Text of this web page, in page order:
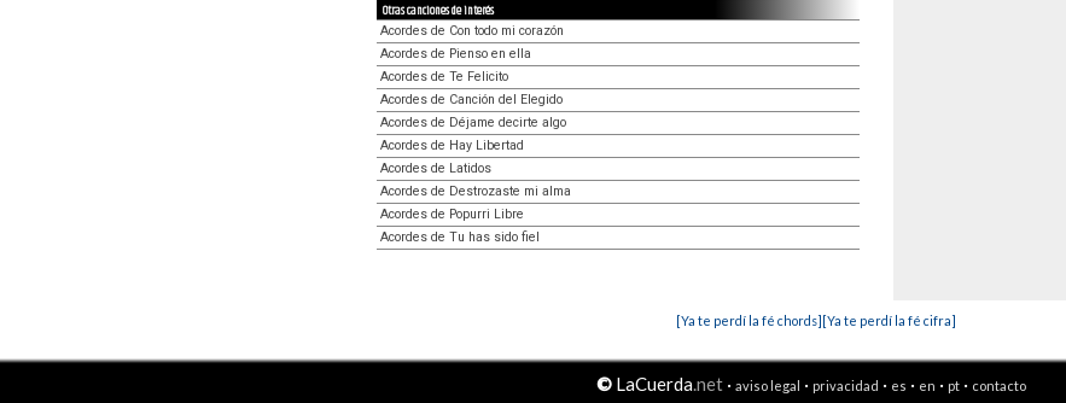
Otras canciones de interés
Acordes de Con todo mi corazón
Acordes de Pienso en ella
Acordes de Te Felicito
Acordes de Canción del Elegido
Acordes de Déjame decirte algo
Acordes de Hay Libertad
Acordes de Latidos
Acordes de Destrozaste mi alma
Acordes de Popurri Libre
Acordes de Tu has sido fiel
[Ya te perdí la fé chords][Ya te perdí la fé cifra]
© LaCuerda.net · aviso legal · privacidad · es · en · pt · contacto